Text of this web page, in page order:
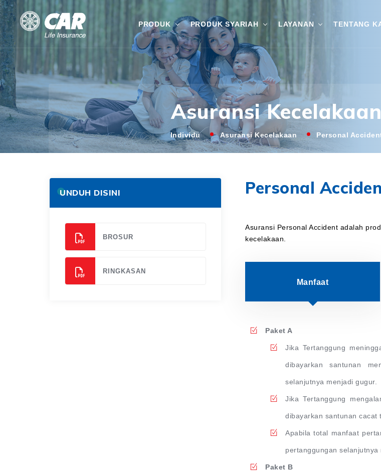
PRODUK PRODUK SYARIAH LAYANAN TENTANG
Asuransi Kecelakaan
Individu Asuransi Kecelakaan Personal
UNDUH DISINI
BROSUR
RINGKASAN
Personal
Asuransi Personal Accident adalah
kecelakaan.
Manfaat
Paket A
Jika Tertanggung
dibayarkan santunan
selanjutnya menjadi gugur.
Jika Tertanggung
dibayarkan santunan cacat
Apabila total manfaat
pertanggungan selanjutnya
Paket B